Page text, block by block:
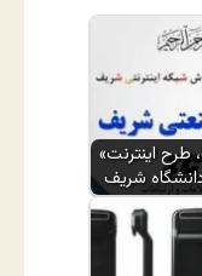
«گشایش»، طرح اینترنت
شریف